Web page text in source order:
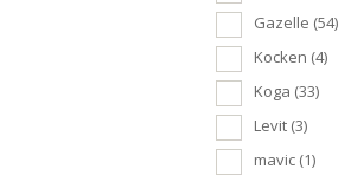
Gazelle (54)
Kocken (4)
Koga (33)
Levit (3)
mavic (1)